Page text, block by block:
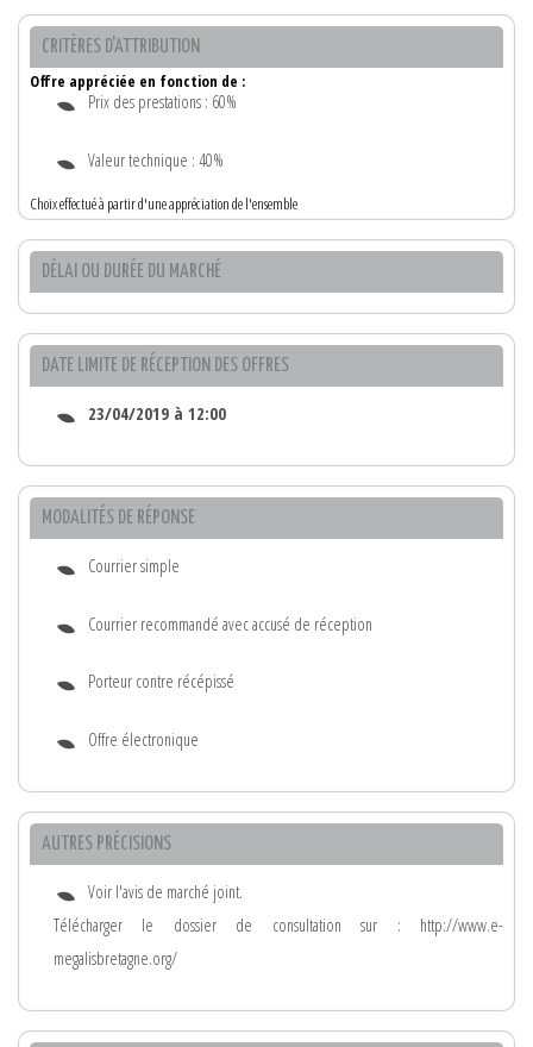
CRITÈRES D'ATTRIBUTION
Offre appréciée en fonction de :
Prix des prestations : 60%
Valeur technique : 40%
Choix effectué à partir d'une appréciation de l'ensemble
DÉLAI OU DURÉE DU MARCHÉ
DATE LIMITE DE RÉCEPTION DES OFFRES
23/04/2019 à 12:00
MODALITÉS DE RÉPONSE
Courrier simple
Courrier recommandé avec accusé de réception
Porteur contre récépissé
Offre électronique
AUTRES PRÉCISIONS
Voir l'avis de marché joint.
Télécharger le dossier de consultation sur : http://www.e-
megalisbretagne.org/